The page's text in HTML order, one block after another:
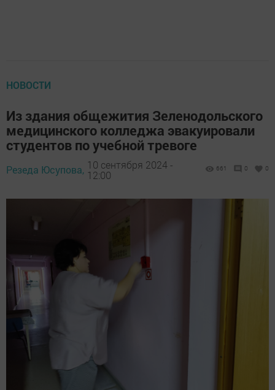
НОВОСТИ
Из здания общежития Зеленодольского
медицинского колледжа эвакуировали
студентов по учебной тревоге
Резеда Юсупова, 10 сентября 2024 -
12:00
661 0 0